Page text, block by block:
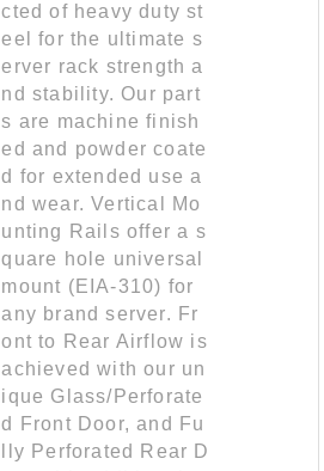
cted of heavy duty st
eel for the ultimate s
erver rack strength a
nd stability. Our part
s are machine finish
ed and powder coate
d for extended use a
nd wear. Vertical Mo
unting Rails offer a s
quare hole universal
mount (EIA-310) for
any brand server. Fr
ont to Rear Airflow is
achieved with our un
ique Glass/Perforate
d Front Door, and Fu
lly Perforated Rear D